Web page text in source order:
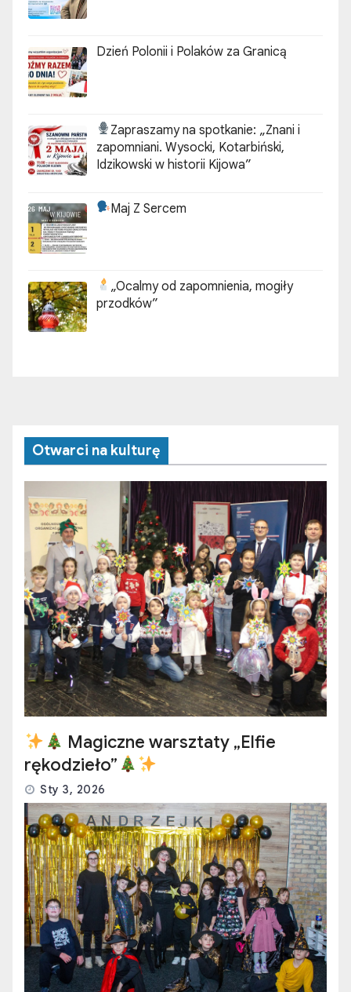
Dzień Polonii i Polaków za Granicą
Zapraszamy na spotkanie: „Znani i
zapomniani. Wysocki, Kotarbiński,
Idzikowski w historii Kijowa”
Maj Z Sercem
„Ocalmy od zapomnienia, mogiły
przodków”
Otwarci na kulturę
Magiczne warsztaty „Elfie
rękodzieło”
Sty 3, 2026